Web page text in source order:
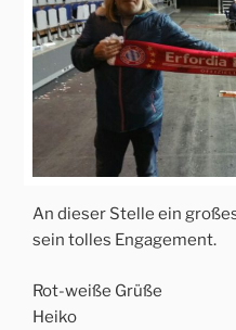
An dieser Stelle ein
sein tolles Engagement.
Rot-weiße Grüße
Heiko